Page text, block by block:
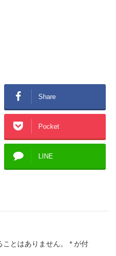
Share
Pocket
LINE
とはありません。 * が付